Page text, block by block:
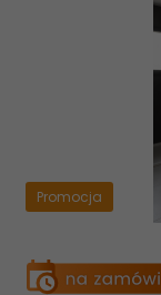
Promocja